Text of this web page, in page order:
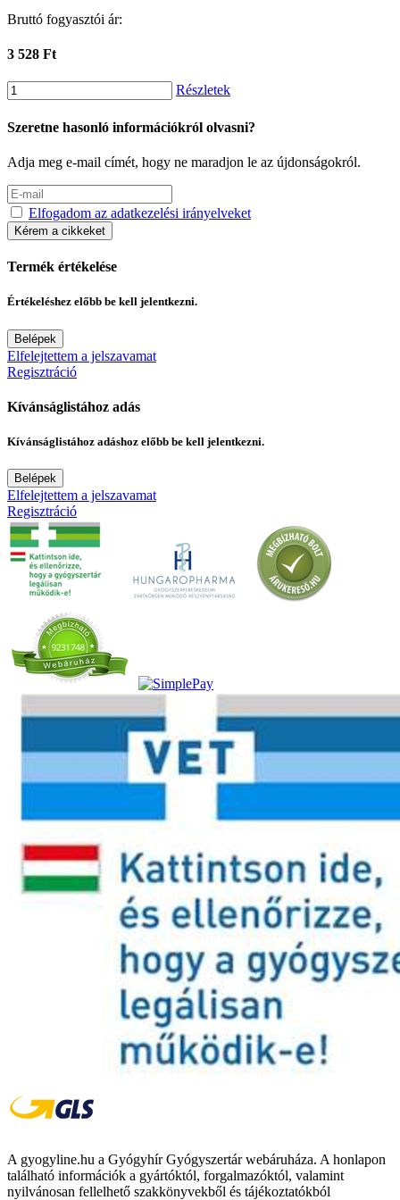
Bruttó fogyasztói ár:
3 528 Ft
Részletek
Szeretne hasonló információkról olvasni?
Adja meg e-mail címét, hogy ne maradjon le az újdonságokról.
Elfogadom az adatkezelési irányelveket
Kérem a cikkeket
Termék értékelése
Értékeléshez előbb be kell jelentkezni.
Belépek
Elfelejtettem a jelszavamat
Regisztráció
Kívánságlistához adás
Kívánságlistához adáshoz előbb be kell jelentkezni.
Belépek
Elfelejtettem a jelszavamat
Regisztráció
A gyogyline.hu a Gyógyhír Gyógyszertár webáruháza. A honlapon
található információk a gyártóktól, forgalmazóktól, valamint
nyilvánosan fellelhető szakkönyvekből és tájékoztatókból